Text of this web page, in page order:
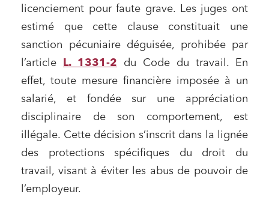
licenciement pour faute grave. Les juges ont
estimé que cette clause constituait une
sanction pécuniaire déguisée, prohibée par
l’article
L. 1331-2 du Code du travail. En
effet, toute mesure financière imposée à un
salarié, et fondée sur une appréciation
disciplinaire de son comportement, est
illégale. Cette décision s’inscrit dans la lignée
des protections spécifiques du droit du
travail, visant à éviter les abus de pouvoir de
l’employeur.